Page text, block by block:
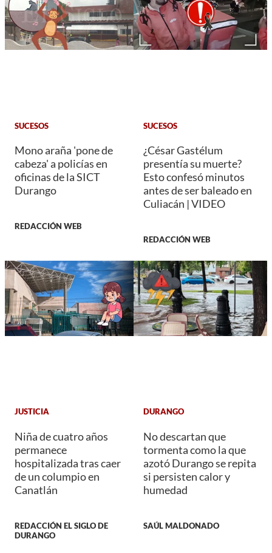
SUCESOS
Mono araña 'pone de
cabeza' a policías en
oficinas de la SICT
Durango
REDACCIÓN WEB
SUCESOS
¿César Gastélum
presentía su muerte?
Esto confesó minutos
antes de ser baleado en
Culiacán | VIDEO
REDACCIÓN WEB
JUSTICIA
Niña de cuatro años
permanece
hospitalizada tras caer
de un columpio en
Canatlán
REDACCIÓN EL SIGLO DE
DURANGO
DURANGO
No descartan que
tormenta como la que
azotó Durango se repita
si persisten calor y
humedad
SAÚL MALDONADO